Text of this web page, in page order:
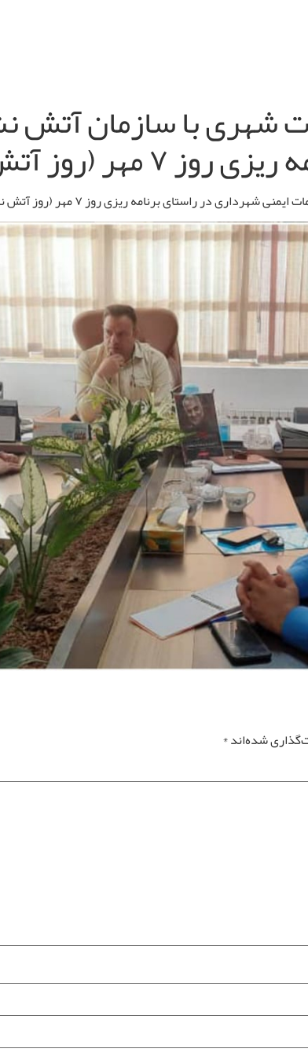
شهری با سازمان آتش
نشانی برگزار شد
برنامه ریزی روز ۷ مهر (روز آتش نشانی برگزار شد
شده‌اند*